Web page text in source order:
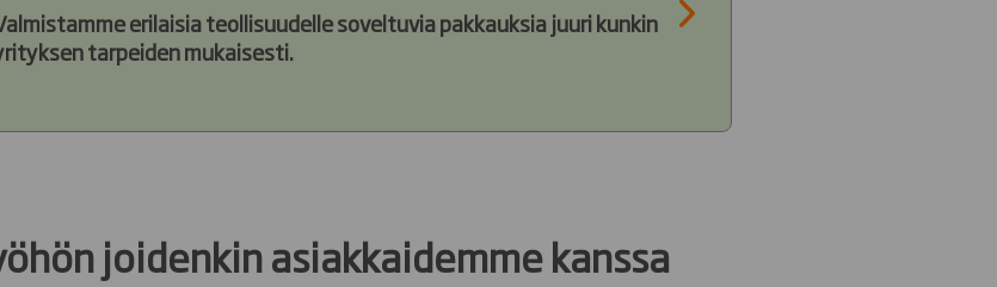
erilaisia teollisuudelle soveltuvia pakkauksia juuri kunkin
tarpeiden mukaisesti.
joidenkin asiakkaidemme kanssa